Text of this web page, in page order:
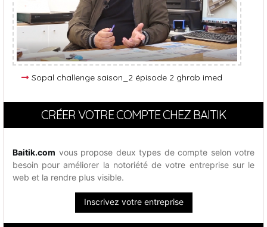
Sopal challenge saison_2 épisode 2 ghrab imed
CRÉER VOTRE COMPTE CHEZ BAITIK
Baitik.com vous propose deux types de compte selon votre
besoin pour améliorer la notoriété de votre entreprise sur le
web et la rendre plus visible.
Inscrivez votre entreprise